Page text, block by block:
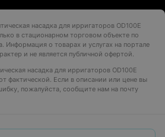
насадка для ирригаторов OD100E
в стационарном торговом объекте по
Информация о товарах и услугах на портале
и не является публичной офертой.
насадка для ирригаторов OD100E
фактической. Если в описании или цене вы
пожалуйста, сообщите нам на почту